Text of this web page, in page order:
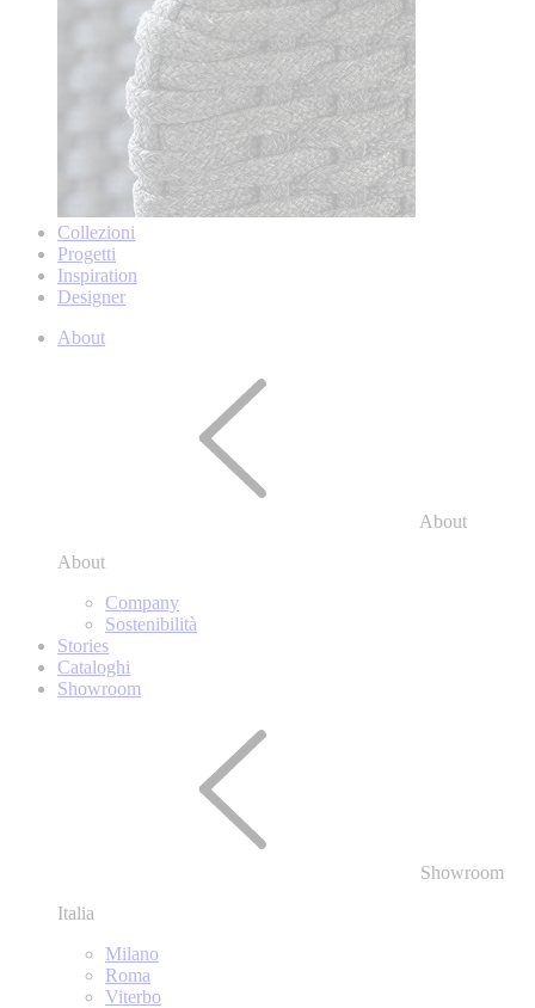
Collezioni
Progetti
Inspiration
Designer
About
About
About
Company
Sostenibilità
Stories
Cataloghi
Showroom
Showroom
Italia
Milano
Roma
Viterbo